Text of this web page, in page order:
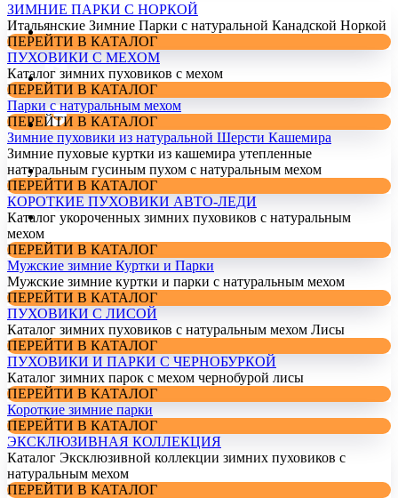
ЗИМНИЕ ПАРКИ С НОРКОЙ
Итальянские Зимние Парки с натуральной Канадской Норкой
ПЕРЕЙТИ В КАТАЛОГ
ПУХОВИКИ С МЕХОМ
Каталог зимних пуховиков с мехом
ПЕРЕЙТИ В КАТАЛОГ
Парки с натуральным мехом
ПЕРЕЙТИ В КАТАЛОГ
Зимние пуховики из натуральной Шерсти Кашемира
Зимние пуховые куртки из кашемира утепленные
натуральным гусиным пухом с натуральным мехом
ПЕРЕЙТИ В КАТАЛОГ
КОРОТКИЕ ПУХОВИКИ АВТО-ЛЕДИ
Каталог укороченных зимних пуховиков с натуральным
мехом
ПЕРЕЙТИ В КАТАЛОГ
Мужские зимние Куртки и Парки
Мужские зимние куртки и парки с натуральным мехом
ПЕРЕЙТИ В КАТАЛОГ
ПУХОВИКИ С ЛИСОЙ
Каталог зимних пуховиков с натуральным мехом Лисы
ПЕРЕЙТИ В КАТАЛОГ
ПУХОВИКИ И ПАРКИ С ЧЕРНОБУРКОЙ
Каталог зимних парок с мехом чернобурой лисы
ПЕРЕЙТИ В КАТАЛОГ
Короткие зимние парки
ПЕРЕЙТИ В КАТАЛОГ
ЭКСКЛЮЗИВНАЯ КОЛЛЕКЦИЯ
Каталог Эксклюзивной коллекции зимних пуховиков с
натуральным мехом
ПЕРЕЙТИ В КАТАЛОГ